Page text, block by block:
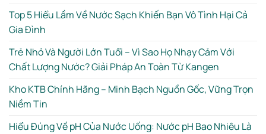
Top 5 Hiểu Lầm Về Nước Sạch Khiến Bạn Vô Tình Hại Cả
Gia Đình
Trẻ Nhỏ Và Người Lớn Tuổi – Vì Sao Họ Nhạy Cảm Với
Chất Lượng Nước? Giải Pháp An Toàn Từ Kangen
Kho KTB Chính Hãng – Minh Bạch Nguồn Gốc, Vững Trọn
Niềm Tin
Hiểu Đúng Về pH Của Nước Uống: Nước pH Bao Nhiêu Là